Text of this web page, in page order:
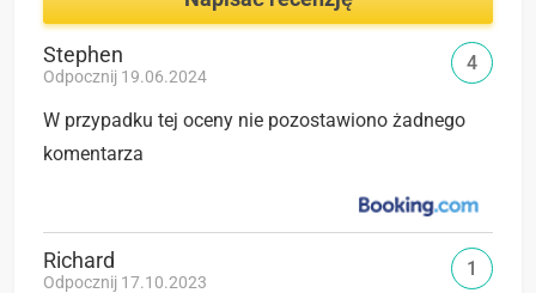
Stephen
Odpocznij 19.06.2024
W przypadku tej oceny nie pozostawiono żadnego
komentarza
4
Richard
Odpocznij 17.10.2023
1